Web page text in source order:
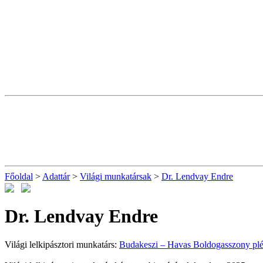
Főoldal > Adattár> Világi munkatársak > Dr. Lendvay Endre
Dr. Lendvay Endre
Világi lelkipásztori munkatárs: Budakeszi – Havas Boldogasszony